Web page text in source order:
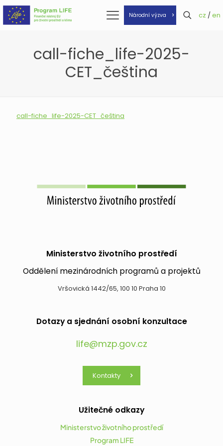
Národní výzva cz / en
call-fiche_life-2025-
CET_čeština
call-fiche_life-2025-CET_čeština
Ministerstvo životního prostředí
Oddělení mezinárodních programů a projektů
Vršovická 1442/65, 100 10 Praha 10
Dotazy a sjednání osobní konzultace
life@mzp.gov.cz
Kontakty
Užitečné odkazy
Ministerstvo životního prostředí
Program LIFE